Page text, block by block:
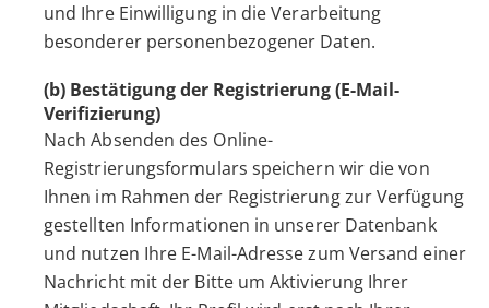
und Ihre Einwilligung in die Verarbeitung
besonderer personenbezogener Daten.
(b) Bestätigung der Registrierung (E-Mail-
Verifizierung)
Nach Absenden des Online-
Registrierungsformulars speichern wir die von
Ihnen im Rahmen der Registrierung zur Verfügung
gestellten Informationen in unserer Datenbank
und nutzen Ihre E-Mail-Adresse zum Versand einer
Nachricht mit der Bitte um Aktivierung Ihrer